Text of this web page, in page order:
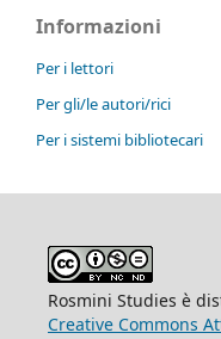
Informazioni
Per i lettori
Per gli/le autori/rici
Per i sistemi bibliotecari
Rosmini Studies è
Creative Commons